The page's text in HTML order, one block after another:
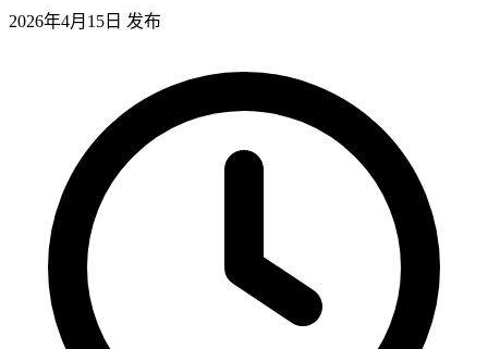
2026年4月15日 发布